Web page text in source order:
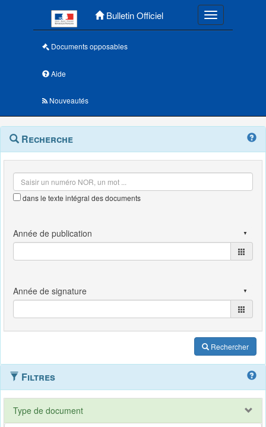
Bulletin Officiel Toggle
Documents opposables
Aide
Nouveautés
Navigation
outils
Menu
contextuel
Recherche
dans le texte intégral des documents
Rechercher
Filtres
Type de document